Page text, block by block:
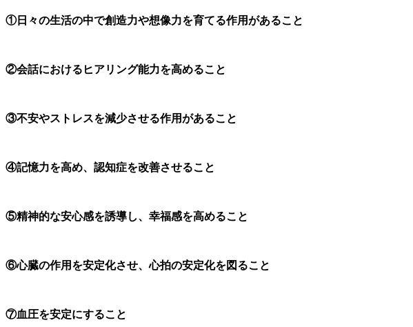
①日々の生活の中で創造力や想像力を育てる作用があること
②会話におけるヒアリング能力を高めること
③不安やストレスを減少させる作用があること
④記憶力を高め、認知症を改善させること
⑤精神的な安心感を誘導し、幸福感を高めること
⑥心臓の作用を安定化させ、心拍の安定化を図ること
⑦血圧を安定にすること